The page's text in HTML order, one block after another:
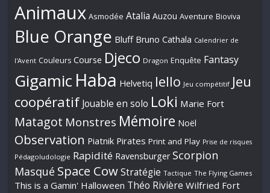
Animaux Asmodée Atalia Auzou Aventure Bioviva
Blue Orange Bluff Bruno Cathala Calendrier de
l'Avent Couleurs Course Djeco Dragon Enquête Fantasy
Gigamic Haba Helvetiq Iello Jeu compétitif Jeu
coopératif Jouable en solo Loki Marie Fort
Matagot Monstres Mémoire Noël
Observation Piatnik Pirates Print and Play Prise de risques
Pédagoludologie Rapidité Ravensburger Scorpion
Masqué Space Cow Stratégie Tactique The Flying Games
This is a Gamin' Halloween Théo Rivière Wilfried Fort